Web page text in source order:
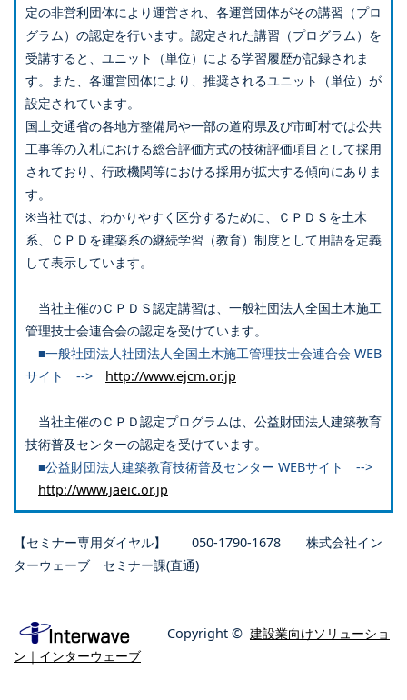
定の非営利団体により運営され、各運営団体がその講習（プロ
グラム）の認定を行います。認定された講習（プログラム）を
受講すると、ユニット（単位）による学習履歴が記録されま
す。また、各運営団体により、推奨されるユニット（単位）が
設定されています。
国土交通省の各地方整備局や一部の道府県及び市町村では公共
工事等の入札における総合評価方式の技術評価項目として採用
されており、行政機関等における採用が拡大する傾向にありま
す。
※当社では、わかりやすく区分するために、ＣＰＤＳを土木
系、ＣＰＤを建築系の継続学習（教育）制度として用語を定義
して表示しています。
当社主催のＣＰＤＳ認定講習は、一般社団法人全国土木施工
管理技士会連合会の認定を受けています。
■一般社団法人社団法人全国土木施工管理技士会連合会 WEB
サイト --> http://www.ejcm.or.jp
当社主催のＣＰＤ認定プログラムは、公益財団法人建築教育
技術普及センターの認定を受けています。
■公益財団法人建築教育技術普及センター WEBサイト -->
http://www.jaeic.or.jp
【セミナー専用ダイヤル】 050-1790-1678 株式会社イン
ターウェーブ セミナー課(直通)
Copyright © 建設業向けソリューショ
ン｜インターウェーブ